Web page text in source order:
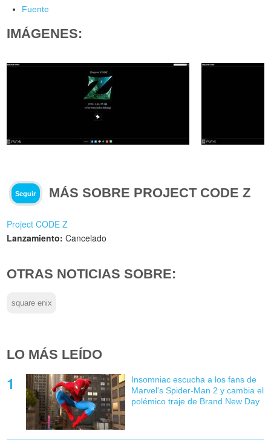
Fuente
IMÁGENES:
Seguir MÁS SOBRE PROJECT CODE Z
Project CODE Z
Lanzamiento: Cancelado
OTRAS NOTICIAS SOBRE:
square enix
LO MÁS LEÍDO
Insomniac escucha a los fans de
Marvel's Spider-Man 2 y cambia el
polémico traje de Brand New Day